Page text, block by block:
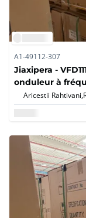
A1-49112-307
Jiaxipera -
onduleur à
Aricestii Rahtivani,